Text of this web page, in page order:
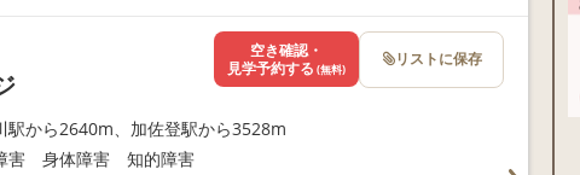
駅から2640m、加佐登駅から3528m
害 身体障害 知的障害
空き確認・
見学予約する (無料) リストに保存